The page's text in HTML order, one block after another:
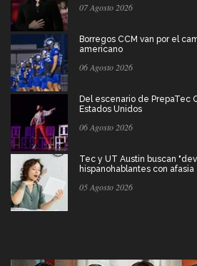
07 Agosto 2026
Borregos CCM van por el
americano
06 Agosto 2026
Del escenario de PrepaTec
Estados Unidos
06 Agosto 2026
Tec y UT Austin buscan
hispanohablantes con afasia
05 Agosto 2026